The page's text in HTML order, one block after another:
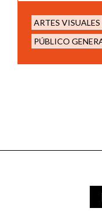
ARTES VISUALES
PÚBLICO